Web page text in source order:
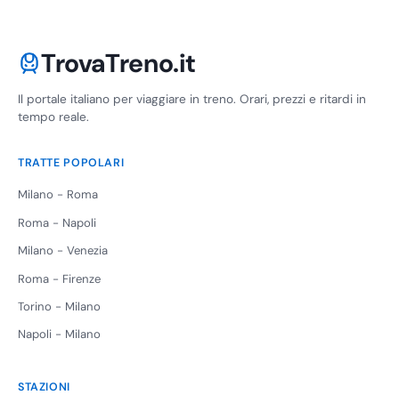
TrovaTreno.it
Il portale italiano per viaggiare in treno. Orari, prezzi e ritardi in
tempo reale.
TRATTE POPOLARI
Milano - Roma
Roma - Napoli
Milano - Venezia
Roma - Firenze
Torino - Milano
Napoli - Milano
STAZIONI